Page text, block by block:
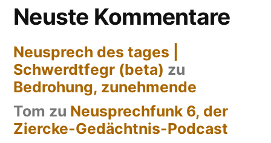
Neuste Kommentare
Neusprech des tages |
Schwerdtfegr (beta) zu
Bedrohung, zunehmende
Tom zu Neusprechfunk 6, der
Ziercke-Gedächtnis-Podcast